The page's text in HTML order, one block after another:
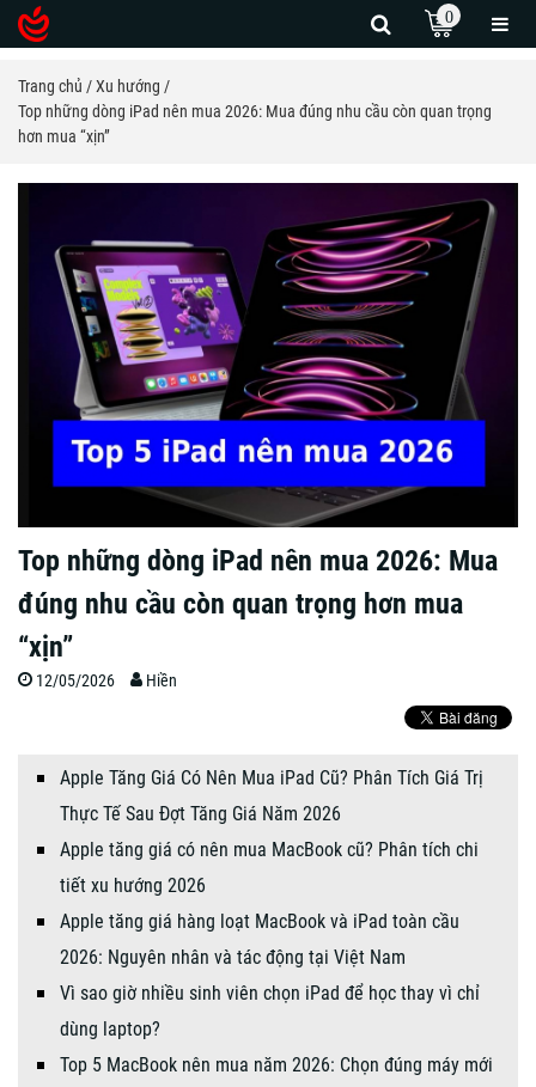
0
Trang chủ
Xu hướng
Top những dòng iPad nên mua 2026: Mua đúng nhu cầu còn quan trọng
hơn mua “xịn”
Top những dòng iPad nên mua 2026: Mua
đúng nhu cầu còn quan trọng hơn mua
“xịn”
12/05/2026 Hiền
Apple Tăng Giá Có Nên Mua iPad Cũ? Phân Tích Giá Trị
Thực Tế Sau Đợt Tăng Giá Năm 2026
Apple tăng giá có nên mua MacBook cũ? Phân tích chi
tiết xu hướng 2026
Apple tăng giá hàng loạt MacBook và iPad toàn cầu
2026: Nguyên nhân và tác động tại Việt Nam
Vì sao giờ nhiều sinh viên chọn iPad để học thay vì chỉ
dùng laptop?
Top 5 MacBook nên mua năm 2026: Chọn đúng máy mới